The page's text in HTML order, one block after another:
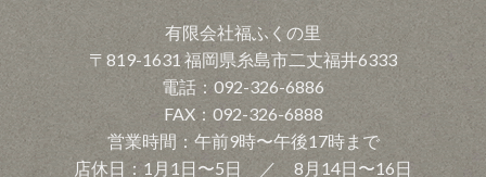
有限会社福ふくの里
〒819-1631 福岡県糸島市二丈福井6333
電話：092-326-6886
FAX：092-326-6888
営業時間：午前9時〜午後17時まで
店休日：1月1日〜5日 ／ 8月14日〜16日